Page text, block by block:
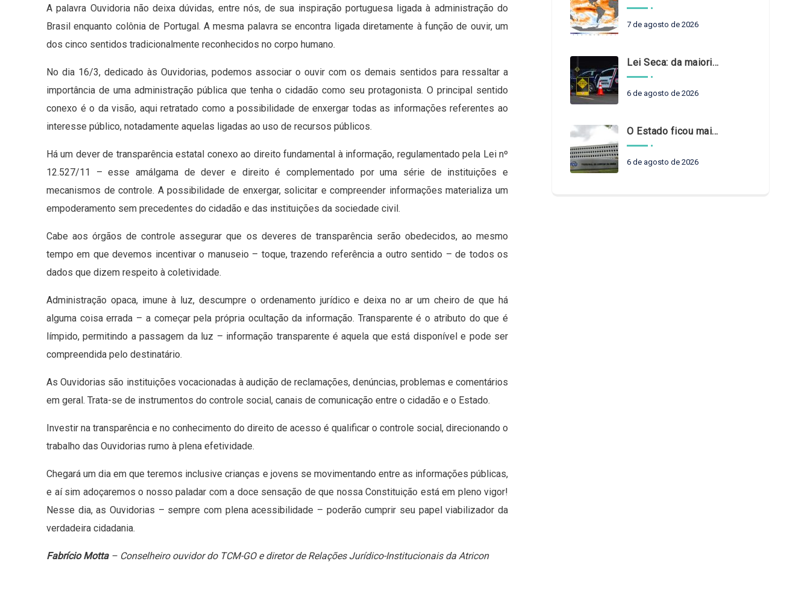
A palavra Ouvidoria não deixa dúvidas, entre nós, de sua inspiração portuguesa ligada à administração do
Brasil enquanto colônia de Portugal. A mesma palavra se encontra ligada diretamente à função de ouvir, um
dos cinco sentidos tradicionalmente reconhecidos no corpo humano.
No dia 16/3, dedicado às Ouvidorias, podemos associar o ouvir com os demais sentidos para ressaltar a
importância de uma administração pública que tenha o cidadão como seu protagonista. O principal sentido
conexo é o da visão, aqui retratado como a possibilidade de enxergar todas as informações referentes ao
interesse público, notadamente aquelas ligadas ao uso de recursos públicos.
Há um dever de transparência estatal conexo ao direito fundamental à informação, regulamentado pela Lei nº
12.527/11 – esse amálgama de dever e direito é complementado por uma série de instituições e
mecanismos de controle. A possibilidade de enxergar, solicitar e compreender informações materializa um
empoderamento sem precedentes do cidadão e das instituições da sociedade civil.
Cabe aos órgãos de controle assegurar que os deveres de transparência serão obedecidos, ao mesmo
tempo em que devemos incentivar o manuseio – toque, trazendo referência a outro sentido – de todos os
dados que dizem respeito à coletividade.
Administração opaca, imune à luz, descumpre o ordenamento jurídico e deixa no ar um cheiro de que há
alguma coisa errada – a começar pela própria ocultação da informação. Transparente é o atributo do que é
límpido, permitindo a passagem da luz – informação transparente é aquela que está disponível e pode ser
compreendida pelo destinatário.
As Ouvidorias são instituições vocacionadas à audição de reclamações, denúncias, problemas e comentários
em geral. Trata-se de instrumentos do controle social, canais de comunicação entre o cidadão e o Estado.
Investir na transparência e no conhecimento do direito de acesso é qualificar o controle social, direcionando o
trabalho das Ouvidorias rumo à plena efetividade.
Chegará um dia em que teremos inclusive crianças e jovens se movimentando entre as informações públicas,
e aí sim adoçaremos o nosso paladar com a doce sensação de que nossa Constituição está em pleno vigor!
Nesse dia, as Ouvidorias – sempre com plena acessibilidade – poderão cumprir seu papel viabilizador da
verdadeira cidadania.
Fabrício Motta– Conselheiro ouvidor do TCM-GO e diretor de Relações Jurídico-Institucionais da Atricon
7 de agosto de 2026
Lei Seca: da maioridade à maturidade
6 de agosto de 2026
O Estado ficou mais complexo. O controle precisa acompanhar
6 de agosto de 2026